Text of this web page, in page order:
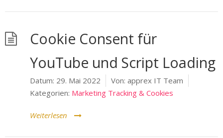
Cookie Consent für
YouTube und Script Loading
Datum: 29. Mai 2022 Von: apprex IT Team
Kategorien: Marketing Tracking & Cookies
Weiterlesen